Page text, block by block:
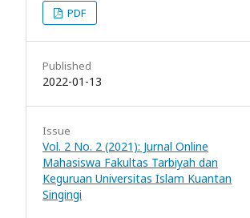
PDF
Published
2022-01-13
Issue
Vol. 2 No. 2 (2021): Jurnal Online
Mahasiswa Fakultas Tarbiyah dan
Keguruan Universitas Islam Kuantan
Singingi